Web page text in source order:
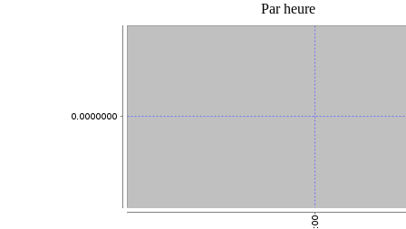
Par heure